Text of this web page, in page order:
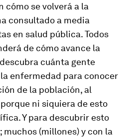
cómo se volverá a la
consultado a media
en salud pública. Todos
de cómo avance la
cuánta gente
enfermedad para conocer
de la población, al
ni siquiera de esto
Y para descubrir esto
(millones) y con la